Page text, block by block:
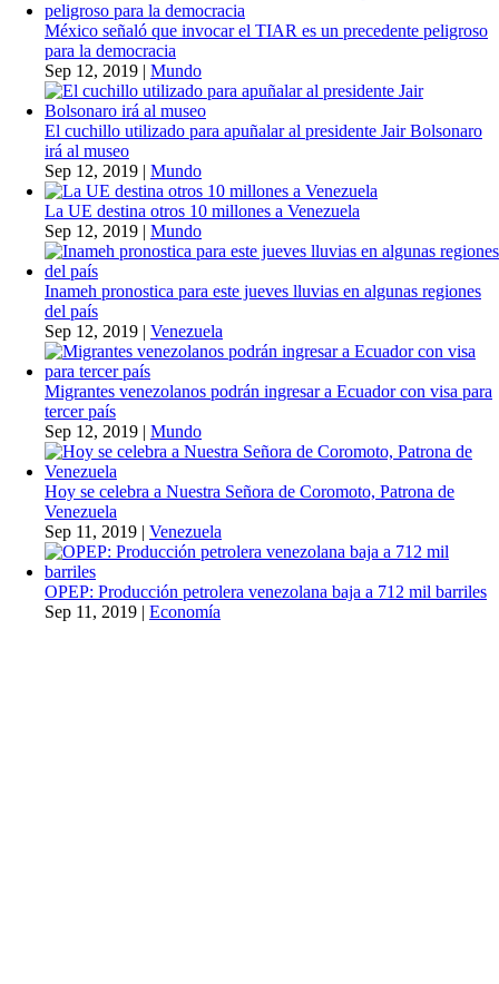
México señaló que invocar el TIAR es un precedente peligroso
para la democracia
Sep 12, 2019 | Mundo
El cuchillo utilizado para apuñalar al presidente Jair Bolsonaro
irá al museo
Sep 12, 2019 | Mundo
La UE destina otros 10 millones a Venezuela
Sep 12, 2019 | Mundo
Inameh pronostica para este jueves lluvias en algunas regiones
del país
Sep 12, 2019 | Venezuela
Migrantes venezolanos podrán ingresar a Ecuador con visa para
tercer país
Sep 12, 2019 | Mundo
Hoy se celebra a Nuestra Señora de Coromoto, Patrona de
Venezuela
Sep 11, 2019 | Venezuela
OPEP: Producción petrolera venezolana baja a 712 mil barriles
Sep 11, 2019 | Economía